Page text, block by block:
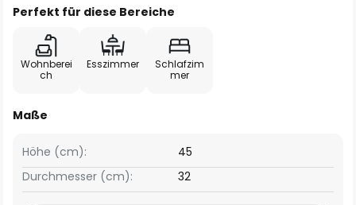
Perfekt für diese Bereiche
Wohnberei
ch
Esszimmer
Schlafzim
mer
Maße
Höhe (cm):
45
Durchmesser (cm):
32